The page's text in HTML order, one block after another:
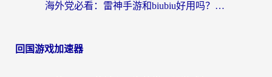
海外党必看：雷神手游和biubiu好用吗？3招选对回国加速器无缝刷国内资源
回国游戏加速器